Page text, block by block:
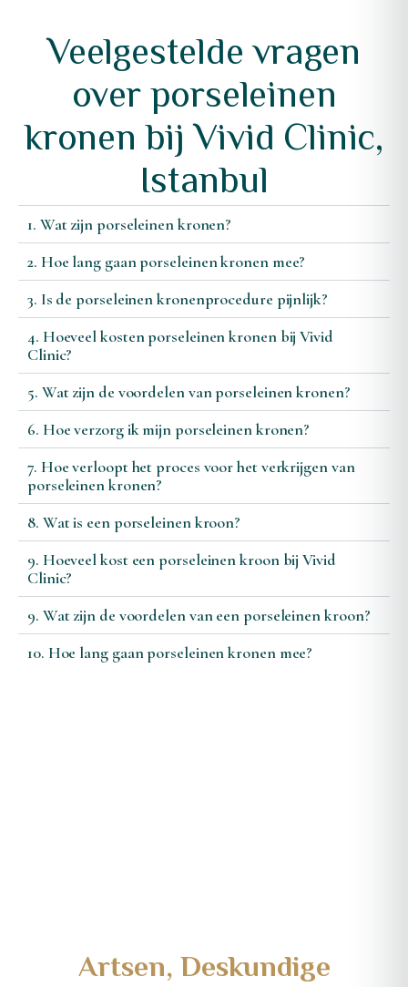
Veelgestelde vragen
over porseleinen
kronen bij Vivid Clinic,
Istanbul
1. Wat zijn porseleinen kronen?
2. Hoe lang gaan porseleinen kronen mee?
3. Is de porseleinen kronenprocedure pijnlijk?
4. Hoeveel kosten porseleinen kronen bij Vivid
Clinic?
5. Wat zijn de voordelen van porseleinen kronen?
6. Hoe verzorg ik mijn porseleinen kronen?
7. Hoe verloopt het proces voor het verkrijgen van
porseleinen kronen?
8. Wat is een porseleinen kroon?
9. Hoeveel kost een porseleinen kroon bij Vivid
Clinic?
9. Wat zijn de voordelen van een porseleinen kroon?
10. Hoe lang gaan porseleinen kronen mee?
Artsen, Deskundige